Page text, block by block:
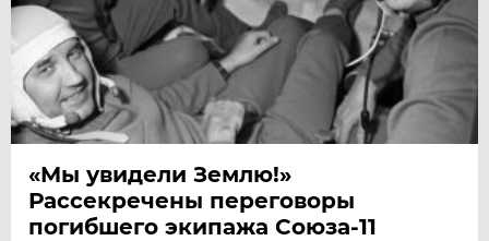
«Мы увидели Землю!»
Рассекречены переговоры
погибшего экипажа Союза-11